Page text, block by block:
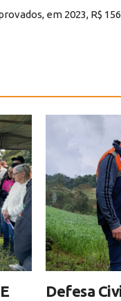
em 2023, R$
Defesa